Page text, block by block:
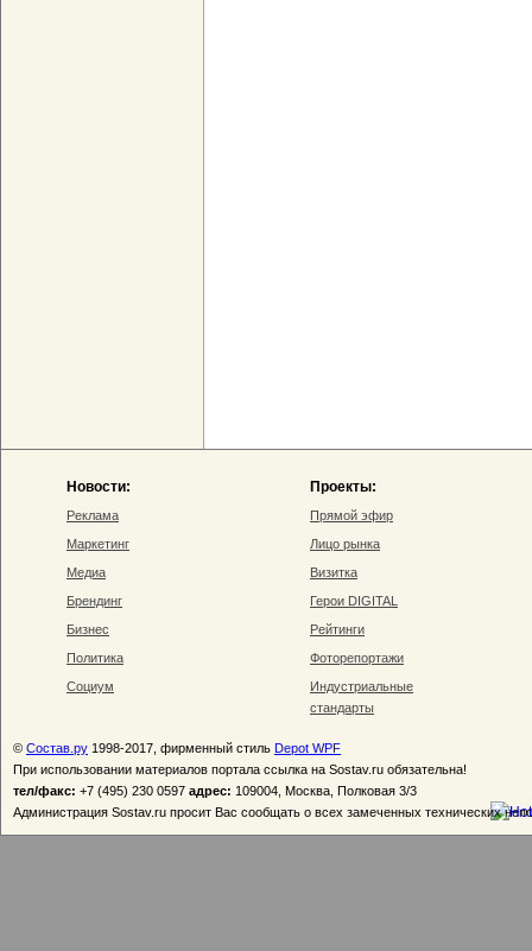
Новости:
Реклама
Маркетинг
Медиа
Брендинг
Бизнес
Политика
Социум
Проекты:
Прямой эфир
Лицо рынка
Визитка
Герои DIGITAL
Рейтинги
Фоторепортажи
Индустриальные
стандарты
© Состав.ру 1998-2017, фирменный стиль Depot WPF
При использовании материалов портала ссылка на Sostav.ru обязательна!
тел/факс: +7 (495) 230 0597 адрес: 109004, Москва, Полковая 3/3
Администрация Sostav.ru просит Вас сообщать о всех замеченных технических